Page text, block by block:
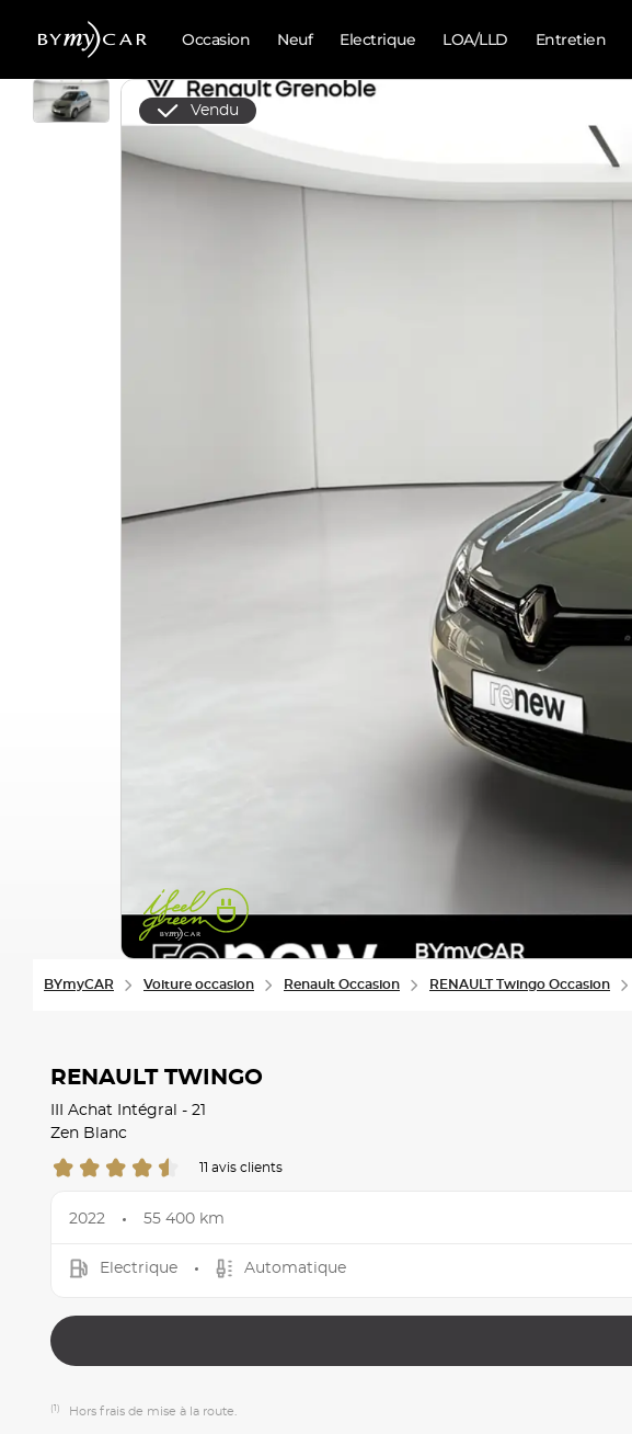
Occasion Neuf Electrique LOA/LLD Entretien
BYmyCAR Voiture occasion Renault Occasion RENAULT Twingo Occasion
Vendu
RENAULT TWINGO
III Achat Intégral - 21
Zen Blanc
11 avis clients
2022 55 400 km
Electrique Automatique
(1) Hors frais de mise à la route.